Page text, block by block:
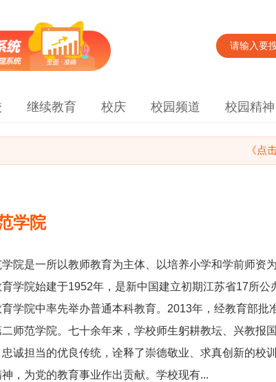
继续教育 校庆 校园频道 校园精神
《点
学院
院是一所以教师教育为主体、以培养小学和学前师资
学院始建于1952年，是新中国建立初期江苏省17所公
学院中率先举办普通本科教育。2013年，经教育部批
师范学院。七十余年来，学校师生躬耕教坛、兴教报
诚担当的优良传统，诠释了崇德敬业、求真创新的校
，为党的教育事业作出贡献。学校现有...